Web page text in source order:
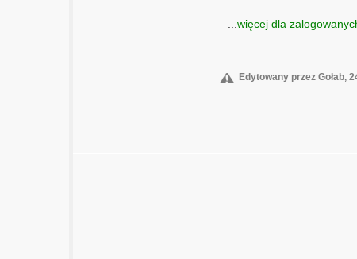
...więcej dla
Edytowany przez Gołab,